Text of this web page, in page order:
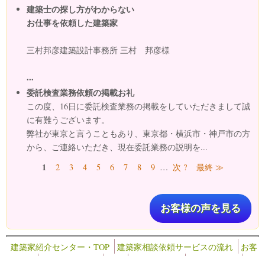
建築士の探し方がわからない
お仕事を依頼した建築家
三村邦彦建築設計事務所 三村 邦彦様
...
委託検査業務依頼の掲載お礼
この度、16日に委託検査業務の掲載をしていただきまして誠
に有難うございます。
弊社が東京と言うこともあり、東京都・横浜市・神戸市の方
から、ご連絡いただき、現在委託業務の説明を...
ページ1 2 3 4 5 6 7 8 9 … 次 ? 最終 ≫
お客様の声を見る
建築家紹介センター・TOP 建築家相談依頼サービスの流れ
お客